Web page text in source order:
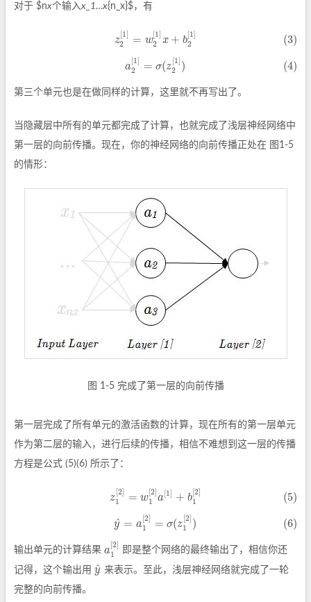
对于 $nx个输入
个 输入x_1…x{n_x}$，有
z
1
2
= w
1
2
x + b
1
2
(3)
(3)z2 =w2[ 1] + b2[1
a
1
2
= σ(z
1
2
) (4)
(4) a2 =σ( z2[1
第三个单元也是在做同样的计算，这里就不再写出了。
当隐藏层中所有的单元都完成了计算，也就完成了浅层神经网络中
第一层的向前传播。现在，你的神经网络的向前传播正处在 图1-5
的情形：
图 1-5 完成了第一层的向前传播
第一层完成了所有单元的激活函数的计算，现在所有的第一层单元
作为第二层的输入，进行后续的传播，相信不难想到这一层的传播
方程是公式 (5)(6) 所示了：
z
2]
1
= w
2]
1
a[1] + b
2]
1
(5)
(5)z1 w1[ 2] a ] b1[
y
^ = a
2]
1
= σ(z
2]
1
) (6)
(6) =a1 σ(z1 [2 ]
输出单元的计算结果 a
2]
1
a1 [2 ]即是整个网络的最终输出了，相信你还
记得，这个输出用 y
^
y^来表示。至此，浅层神经网络就完成了一轮
完整的向前传播。